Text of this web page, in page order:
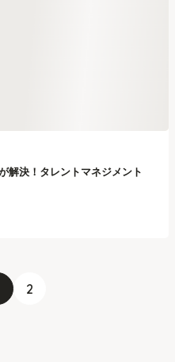
解決！タレントマネジメント
2